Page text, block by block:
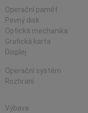
Operační paměť
Pevný disk
Optická mechanika
Grafická karta
Displej
Operační systém
Rozhraní
Výbava